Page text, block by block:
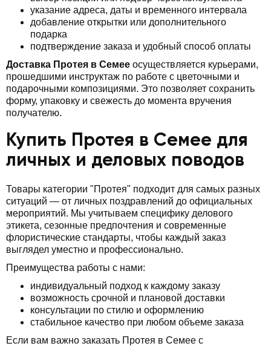
указание адреса, даты и временного интервала
добавление открытки или дополнительного
подарка
подтверждение заказа и удобный способ оплаты
Доставка Протея в Семее осуществляется курьерами,
прошедшими инструктаж по работе с цветочными и
подарочными композициями. Это позволяет сохранить
форму, упаковку и свежесть до момента вручения
получателю.
Купить Протея в Семее для
личных и деловых поводов
Товары категории "Протея" подходит для самых разных
ситуаций — от личных поздравлений до официальных
мероприятий. Мы учитываем специфику делового
этикета, сезонные предпочтения и современные
флористические стандарты, чтобы каждый заказ
выглядел уместно и профессионально.
Преимущества работы с нами:
индивидуальный подход к каждому заказу
возможность срочной и плановой доставки
консультации по стилю и оформлению
стабильное качество при любом объеме заказа
Если вам важно заказать Протея в Семее с